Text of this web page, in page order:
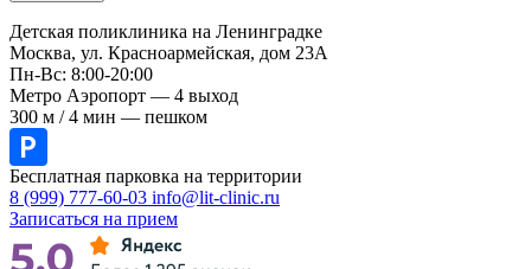
Детская поликлиника на Ленинградке
Москва, ул. Красноармейская, дом 23А
Пн-Вс: 8:00-20:00
Метро Аэропорт — 4 выход
300 м / 4 мин — пешком
Бесплатная парковка на территории
8 (999) 777-60-03 info@lit-clinic.ru
Записаться на прием